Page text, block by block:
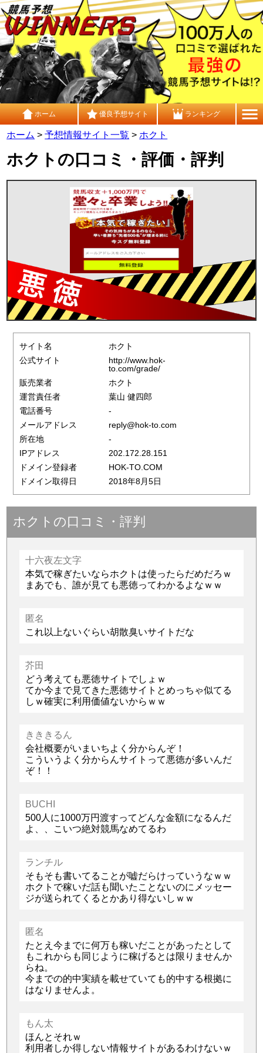
ホーム 優良予想サイト ランキング
ホーム >予想情報サイト一覧 > ホクト
ホクトの口コミ・評価・評判
サイト名
ホクト
公式サイト
http://www.hok-
to.com/grade/
販売業者
ホクト
運営責任者
葉山 健四郎
電話番号
-
メールアドレス
reply@hok-to.com
所在地
-
IPアドレス
202.172.28.151
ドメイン登録者
HOK-TO.COM
ドメイン取得日
2018年8月5日
ホクトの口コミ・評判
十六夜左文字
本気で稼ぎたいならホクトは使ったらだめだろｗ
まあでも、誰が見ても悪徳ってわかるよなｗｗ
匿名
これ以上ないぐらい胡散臭いサイトだな
芥田
どう考えても悪徳サイトでしょｗ
てか今まで見てきた悪徳サイトとめっちゃ似てる
しｗ確実に利用価値ないからｗｗ
きききるん
会社概要がいまいちよく分からんぞ！
こういうよく分からんサイトって悪徳が多いんだ
ぞ！！
BUCHI
500人に1000万円渡すってどんな金額になるんだ
よ、、こいつ絶対競馬なめてるわ
ランチル
そもそも書いてることが嘘だらけっていうなｗｗ
ホクトで稼いだ話も聞いたことないのにメッセー
ジが送られてくるとかあり得ないしｗｗ
匿名
たとえ今までに何万も稼いだことがあったとして
もこれからも同じように稼げるとは限りませんか
らね。
今までの的中実績を載せていても的中する根拠に
はなりませんよ。
もん太
ほんとそれｗ
利用者しか得しない情報サイトがあるわけないｗ